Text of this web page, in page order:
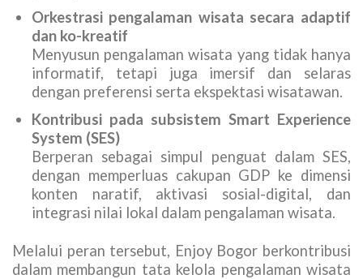
Orkestrasi pengalaman wisata secara adaptif
dan ko-kreatif
Menyusun pengalaman wisata yang tidak hanya
informatif, tetapi juga imersif dan selaras
dengan preferensi serta ekspektasi wisatawan.
Kontribusi pada subsistem Smart Experience
System (SES)
Berperan sebagai simpul penguat dalam SES,
dengan memperluas cakupan GDP ke dimensi
konten naratif, aktivasi sosial-digital, dan
integrasi nilai lokal dalam pengalaman wisata.
Melalui peran tersebut, Enjoy Bogor berkontribusi
dalam membangun tata kelola pengalaman wisata